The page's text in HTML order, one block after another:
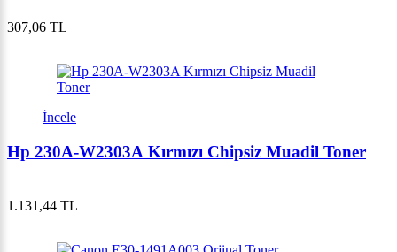
307,06 TL
İncele
Hp 230A-W2303A Kırmızı Chipsiz Muadil Toner
1.131,44 TL